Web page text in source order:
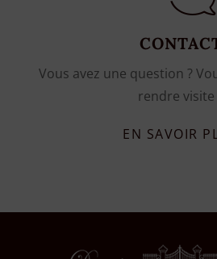
Vous avez une question ?
rendre visite
EN SAVOIR